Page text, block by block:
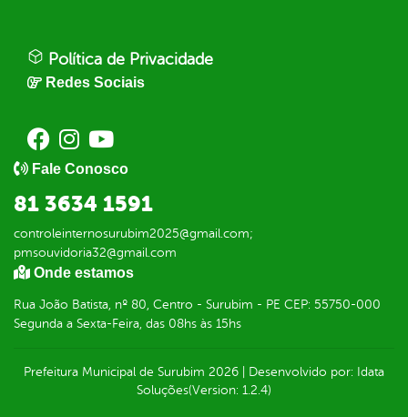
Política de Privacidade
Redes Sociais
Fale Conosco
81 3634 1591
controleinternosurubim2025@gmail.com;
pmsouvidoria32@gmail.com
Onde estamos
Rua João Batista, nº 80, Centro - Surubim - PE CEP: 55750-000
Segunda a Sexta-Feira, das 08hs às 15hs
Prefeitura Municipal de Surubim 2026 Desenvolvido por: Idata
Soluções(Version: 1.2.4)